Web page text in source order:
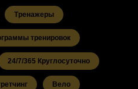
Тренажеры
тренировок
24/7/365 Круглосуточно
Вело